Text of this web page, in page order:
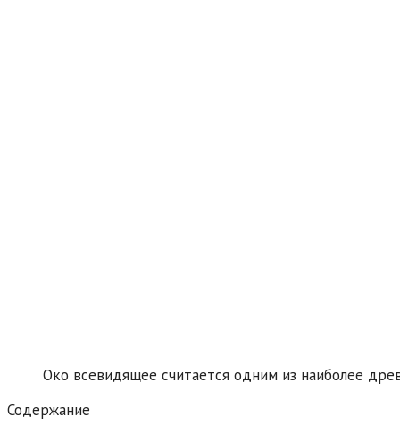
Око всевидящее считается одним из наиболее
Содержание